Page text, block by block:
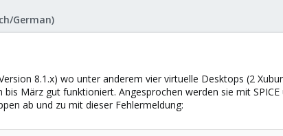
German)
8.1.x) wo unter anderem vier virtuelle Desktops (2
März gut funktioniert. Angesprochen werden sie mit
ab und zu mit dieser Fehlermeldung: